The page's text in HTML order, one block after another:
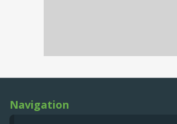
Navigation